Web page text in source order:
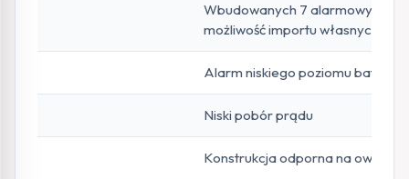
Wbudowanych 7 alarmowych
możliwość importu własnych
Alarm niskiego poziomu baterii
Niski pobór prądu
Konstrukcja odporna na owady i